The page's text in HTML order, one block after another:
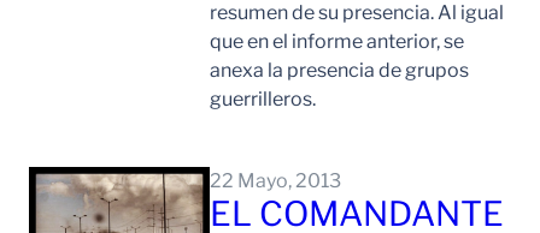
resumen de su presencia. Al igual
que en el informe anterior, se
anexa la presencia de grupos
guerrilleros.
22 Mayo, 2013
EL COMANDANTE